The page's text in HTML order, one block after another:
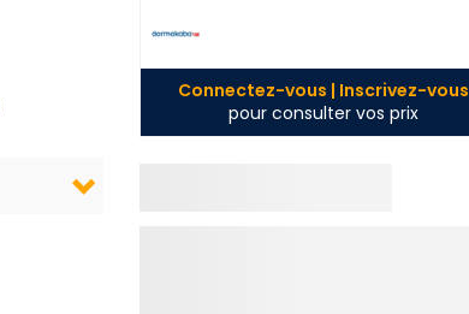
Connectez-vous | Inscrivez-vous
pour consulter vos prix